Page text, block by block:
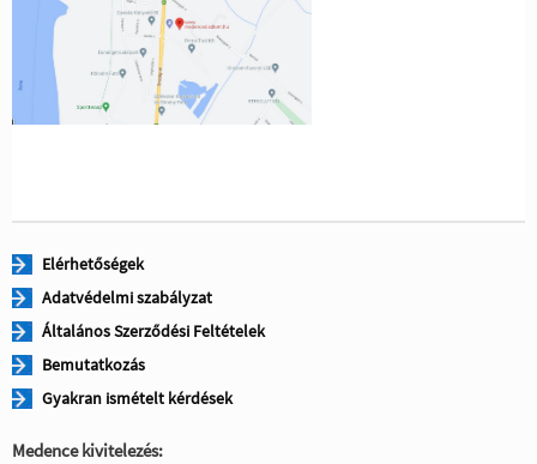
Elérhetőségek
Adatvédelmi szabályzat
Általános Szerződési Feltételek
Bemutatkozás
Gyakran ismételt kérdések
Medence kivitelezés: